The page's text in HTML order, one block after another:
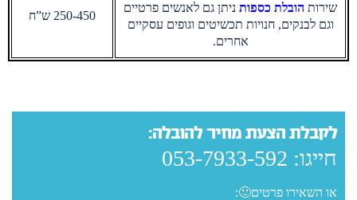
שירות הובלת כספות ניתן גם לאנשים פרטיים
וגם לבנקים, חנויות תכשיטים וגופים עסקיים
אחרים.
250-450 ש”ח
לקבלת הצעת מחיר להובלה:
חייגו: 053-7933-592
או השאירו פרטים🙂: